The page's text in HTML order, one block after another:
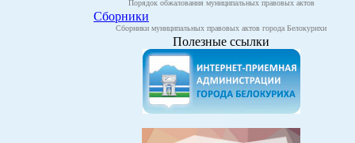
Порядок обжалования муниципальных правовых актов
Сборники
Сборники муниципальных правовых актов города Белокурихи
Полезные ссылки